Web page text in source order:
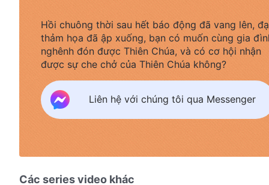
Hồi chuông thời sau hết báo động đã vang lên,
thảm họa đã ập xuống, bạn có muốn cùng gia
nghênh đón được Thiên Chúa, và có cơ hội nhận
được sự che chở của Thiên Chúa không?
Liên hệ với chúng tôi qua Messenger
Các series video khác